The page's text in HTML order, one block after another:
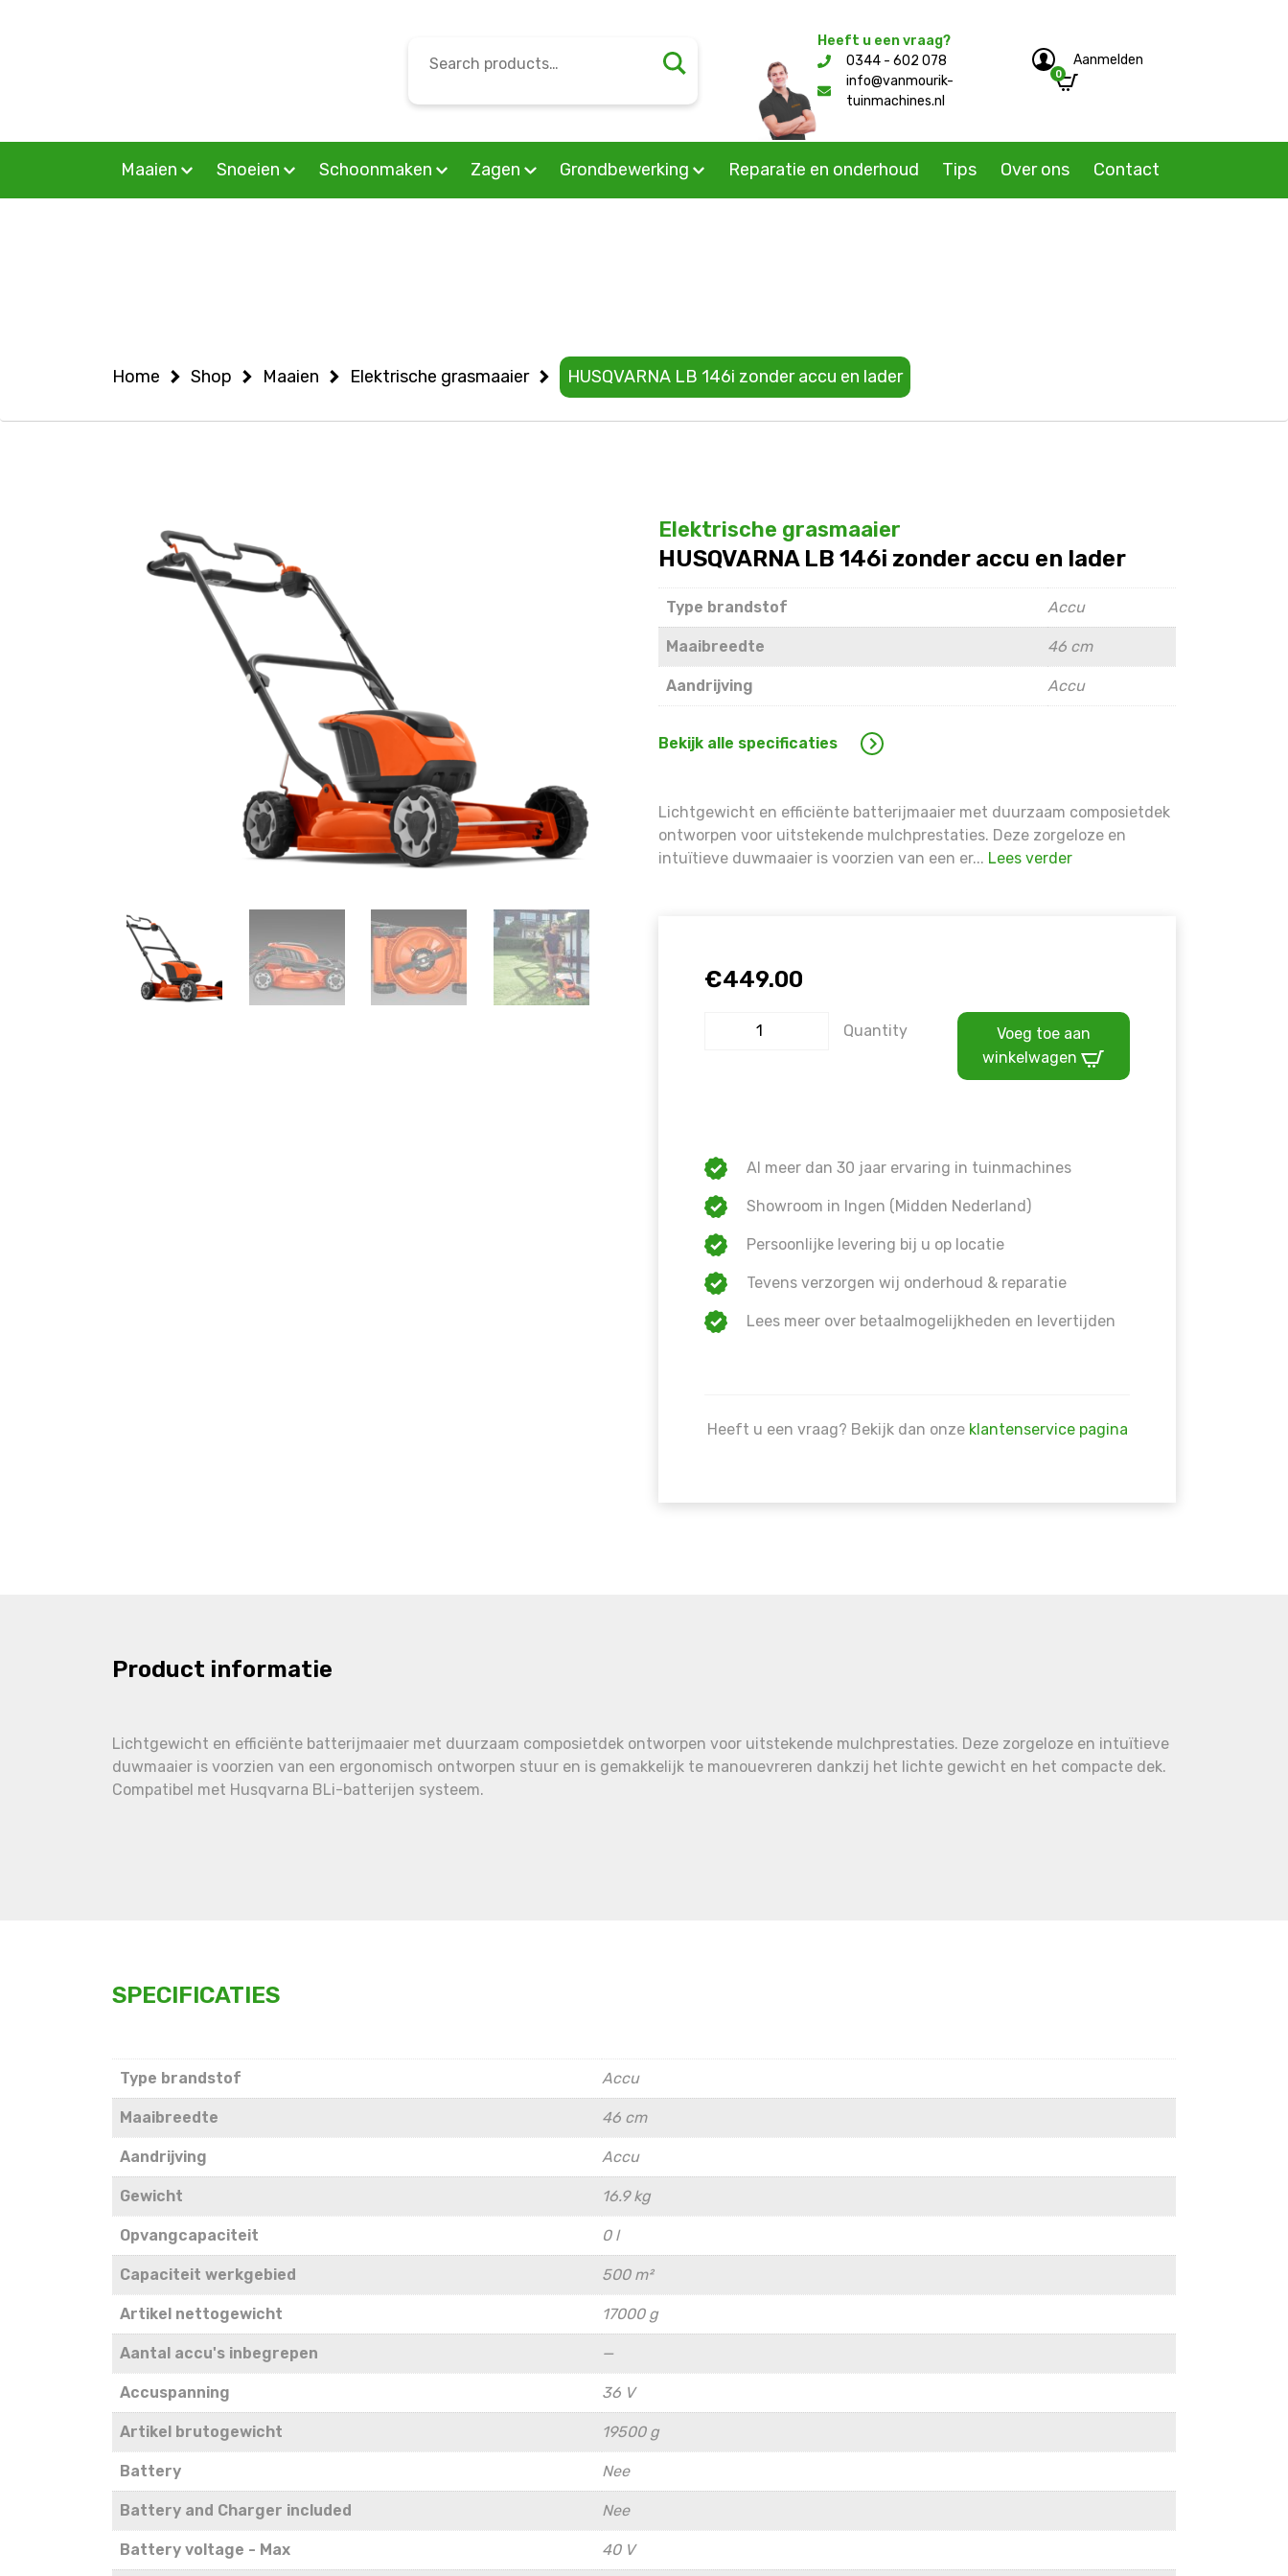
/home/allermedia/domains/vanmourik-tuinmachines.nl/public_html/wp-content/themes/mourik/woocommerce/single-product.php
Search
Heeft u een vraag?
0344 - 602 078
info@vanmourik-
tuinmachines.nl
Aanmelden
0
Maaien Snoeien Schoonmaken Zagen Grondbewerking Reparatie en onderhoud Tips Over ons Contact
Home Shop Maaien Elektrische grasmaaier HUSQVARNA LB 146i zonder accu en lader
Elektrische grasmaaier
HUSQVARNA LB 146i zonder accu en lader
Type brandstof Accu
Maaibreedte 46 cm
Aandrijving Accu
Bekijk alle specificaties
Lichtgewicht en efficiënte batterijmaaier met duurzaam composietdek
ontworpen voor uitstekende mulchprestaties. Deze zorgeloze en
intuïtieve duwmaaier is voorzien van een er... Lees verder
€449.00
Quantity
Voeg toe aan
winkelwagen
Al meer dan 30 jaar ervaring in tuinmachines
Showroom in Ingen (Midden Nederland)
Persoonlijke levering bij u op locatie
Tevens verzorgen wij onderhoud & reparatie
Lees meer over betaalmogelijkheden en levertijden
Heeft u een vraag? Bekijk dan onze klantenservice pagina
Product informatie
Lichtgewicht en efficiënte batterijmaaier met duurzaam composietdek ontworpen voor uitstekende mulchprestaties. Deze zorgeloze en intuïtieve
duwmaaier is voorzien van een ergonomisch ontworpen stuur en is gemakkelijk te manouevreren dankzij het lichte gewicht en het compacte dek.
Compatibel met Husqvarna BLi-batterijen systeem.
SPECIFICATIES
Type brandstof Accu
Maaibreedte 46 cm
Aandrijving Accu
Gewicht 16.9 kg
Opvangcapaciteit 0 l
Capaciteit werkgebied 500 m²
Artikel nettogewicht 17000 g
Aantal accu's inbegrepen —
Accuspanning 36 V
Artikel brutogewicht 19500 g
Battery Nee
Battery and Charger included Nee
Battery voltage - Max 40 V